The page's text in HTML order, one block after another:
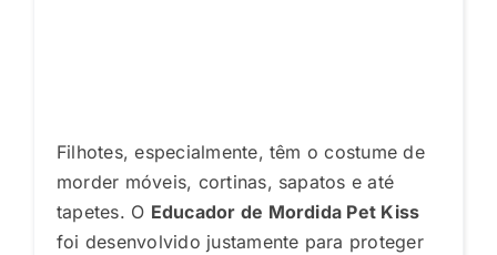
Filhotes, especialmente, têm o costume de
morder móveis, cortinas, sapatos e até
tapetes. O Educador de Mordida Pet Kiss
foi desenvolvido justamente para proteger